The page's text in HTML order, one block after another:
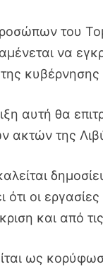
του
να
αυτή θα
ακτών της
οι
και από
ως